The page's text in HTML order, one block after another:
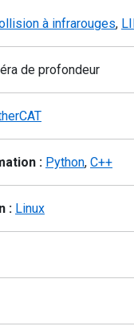
à infrarouges,
de profondeur
: Python, C++
: Linux